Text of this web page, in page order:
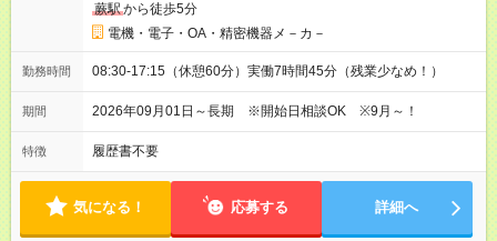
蕨駅から徒歩5分
電機・電子・OA・精密機器メ－カ－
勤務時間 08:30-17:15（休憩60分）実働7時間45分（残業少なめ！）
期間 2026年09月01日～長期 ※開始日相談OK ※9月～！
特徴 履歴書不要
気になる！ 応募する 詳細へ